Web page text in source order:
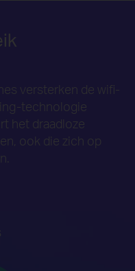
versterken de wifi-
technologie
het draadloze
ook die zich op